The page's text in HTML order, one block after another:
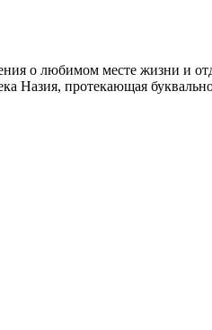
о любимом месте жизни и
протекающая буквально